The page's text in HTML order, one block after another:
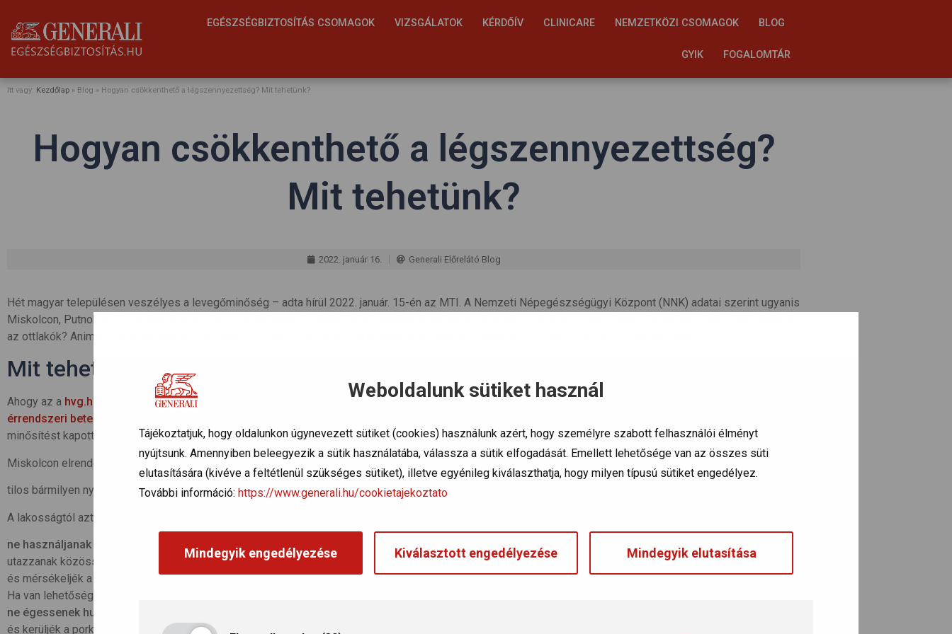
Weboldalunk sütiket használ
Tájékoztatjuk, hogy oldalunkon úgynevezett sütiket (cookies) használunk azért, hogy személyre szabott felhasználói élményt
nyújtsunk. Amennyiben beleegyezik a sütik használatába, válassza a sütik elfogadását. Emellett lehetősége van az összes süti
elutasítására (kivéve a feltétlenül szükséges sütiket), illetve egyénileg kiválaszthatja, hogy milyen típusú sütiket engedélyez.
További információ: https://www.generali.hu/cookietajekoztato
Mindegyik engedélyezése Kiválasztott engedélyezése Mindegyik elutasítása
EGÉSZSÉGBIZTOSÍTÁS CSOMAGOK VIZSGÁLATOK KÉRDŐÍV CLINICARE NEMZETKÖZI CSOMAGOK BLOG
GYIK FOGALOMTÁR
Itt vagy: Kezdőlap » Blog » Hogyan csökkenthető a légszennyezettség? Mit tehetünk?
Hogyan csökkenthető a légszennyezettség?
Mit tehetünk?
2022. január 16. Generali Előrelátó Blog
Hét magyar településen veszélyes a levegőminőség – adta hírül 2022. január. 15-én az MTI. A Nemzeti Népegészségügyi Központ (NNK) adatai szerint ugyanis
Miskolcon, Putnokon, Kazincbarcikán és Sajószentpéteren, továbbá Salgótarjánban, Egerben és Hernádszurdokon is
az ottlakók? Animált infografikánkban körüljárjuk a szennyezett levegő problémáját, és tippeket adunk a légszennyezettség csökkentéséhez.
Mit tehetünk a légszennyezettség ellen?
Ahogy az a hvg.hu cikkéből kideül, az NNK felhívta lakosság a figyelmet arra, hogy az érzékeny csoportba tartozók – gyermekek, krónikus légúti, illetve
érrendszeri betegségben
minősítést kapott településeken a szabadban.
Miskolcon elrendelték a füstködriadó (szmogriadó) tájékoztatási fokozatát, amikor
tilos bármilyen nyílt téri égetés.
A lakosságtól azt kérik, hogy
ne használjanak személyautót
(főleg a dízelüzeműeket),
utazzanak közösségi közlekedéssel,
és mérsékeljék a szilárd (szén-, fa-) és olajtüzelésű fűtőberendezések használatát.
Ha van lehetőség gázfűtésre, inkább azt használják,
ne égessenek hulladékot, műanyagokat
és kerüljék a porképződéssel járó tevékenységeket.